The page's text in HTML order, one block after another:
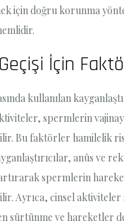
için doğru korunma
İçin
kullanılan
spermlerin
Bu faktörler hamilelik
anüs ve
artırarak spermlerin
Ayrıca, cinsel aktiviteler
sürtünme ve hareketler